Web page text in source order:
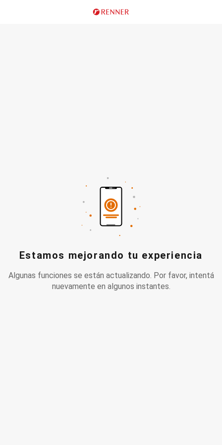
Estamos mejorando tu experiencia
Algunas funciones se están actualizando. Por favor, intentá
nuevamente en algunos instantes.